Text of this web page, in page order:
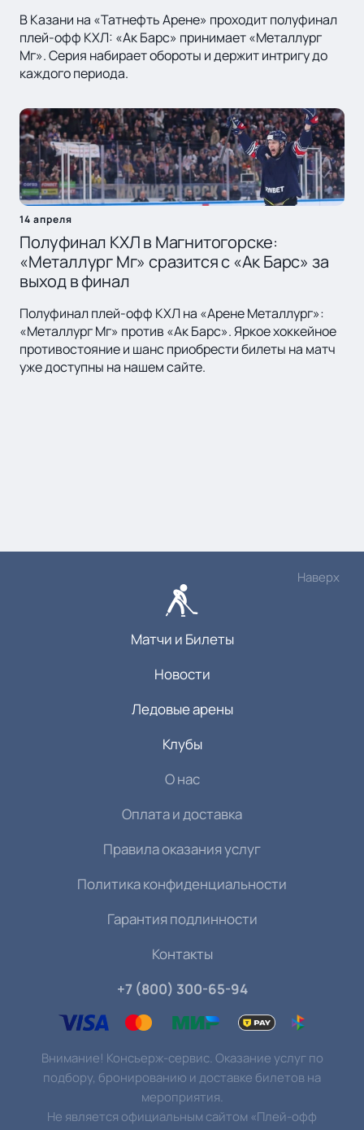
В Казани на «Татнефть Арене» проходит полуфинал
плей-офф КХЛ: «Ак Барс» принимает «Металлург
Мг». Серия набирает обороты и держит интригу до
каждого периода.
14 апреля
Полуфинал КХЛ в Магнитогорске:
«Металлург Мг» сразится с «Ак Барс» за
выход в финал
Полуфинал плей-офф КХЛ на «Арене Металлург»:
«Металлург Мг» против «Ак Барс». Яркое хоккейное
противостояние и шанс приобрести билеты на матч
уже доступны на нашем сайте.
Наверх
Матчи и Билеты
Новости
Ледовые арены
Клубы
О нас
Оплата и доставка
Правила оказания услуг
Политика конфиденциальности
Гарантия подлинности
Контакты
+7 (800) 300-65-94
Внимание! Консьерж-сервис. Оказание услуг по
подбору, бронированию и доставке билетов на
мероприятия.
Не является официальным сайтом «Плей-офф